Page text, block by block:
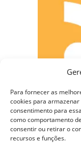
Para fornecer as
cookies para
consentimento para
como comportamento
consentir ou retirar o
recursos e funções.